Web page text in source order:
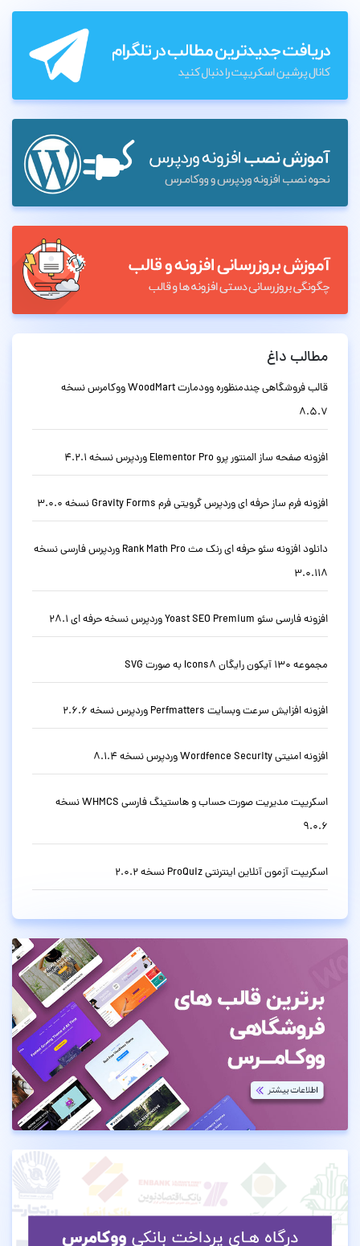
مطالب داغ
قالب فروشگاهی چندمنظوره وودمارت WoodMart ووکامرس نسخه
8.5.7
افزونه صفحه ساز المنتور پرو Elementor Pro وردپرس نسخه 4.2.1
افزونه فرم ساز حرفه ای وردپرس گرویتی فرم Gravity Forms نسخه 3.0.0
دانلود افزونه سئو حرفه ای رنک مث Rank Math Pro وردپرس فارسی نسخه
3.0.118
افزونه فارسی سئو Yoast SEO Premium وردپرس نسخه حرفه ای 28.1
مجموعه 130 آیکون رایگان Icons8 به صورت SVG
افزونه افزایش سرعت وبسایت Perfmatters وردپرس نسخه 2.6.6
افزونه امنیتی Wordfence Security وردپرس نسخه 8.1.4
اسکریپت مدیریت صورت حساب و هاستینگ فارسی WHMCS نسخه
9.0.6
اسکریپت آزمون آنلاین اینترنتی ProQuiz نسخه 2.0.2